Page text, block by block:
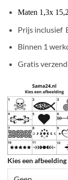
Maten 1,3x
Prijs inclusief
Binnen 1
Gratis
Kies een